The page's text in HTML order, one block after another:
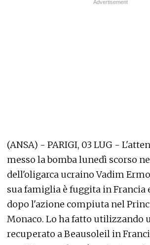
(ANSA) - PARIGI, 03 LUG -
messo la bomba lunedì scorso
dell'oligarca ucraino Vadim
sua famiglia è fuggita in Francia
dopo l'azione compiuta nel
Monaco. Lo ha fatto utilizzando
recuperato a Beausoleil in